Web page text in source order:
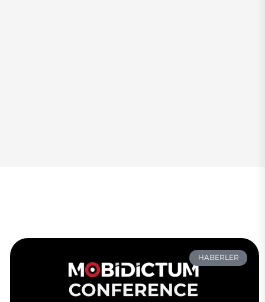
HABERLER